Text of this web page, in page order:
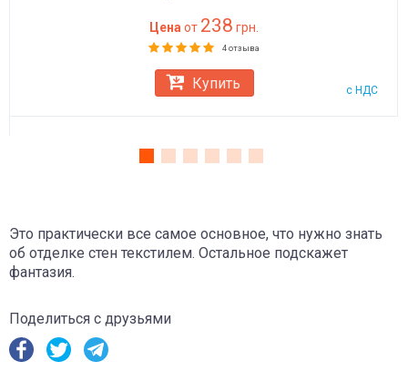
Цена от 238 грн.
4 отзыва
с НДС
Купить
Это практически все самое основное, что нужно знать
об отделке стен текстилем. Остальное подскажет
фантазия.
Поделиться с друзьями